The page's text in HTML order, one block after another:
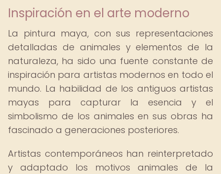
Inspiración en el arte moderno
La pintura maya, con sus representaciones
detalladas de animales y elementos de la
naturaleza, ha sido una fuente constante de
inspiración para artistas modernos en todo el
mundo. La habilidad de los antiguos artistas
mayas para capturar la esencia y el
simbolismo de los animales en sus obras ha
fascinado a generaciones posteriores.
Artistas contemporáneos han reinterpretado
y adaptado los motivos animales de la